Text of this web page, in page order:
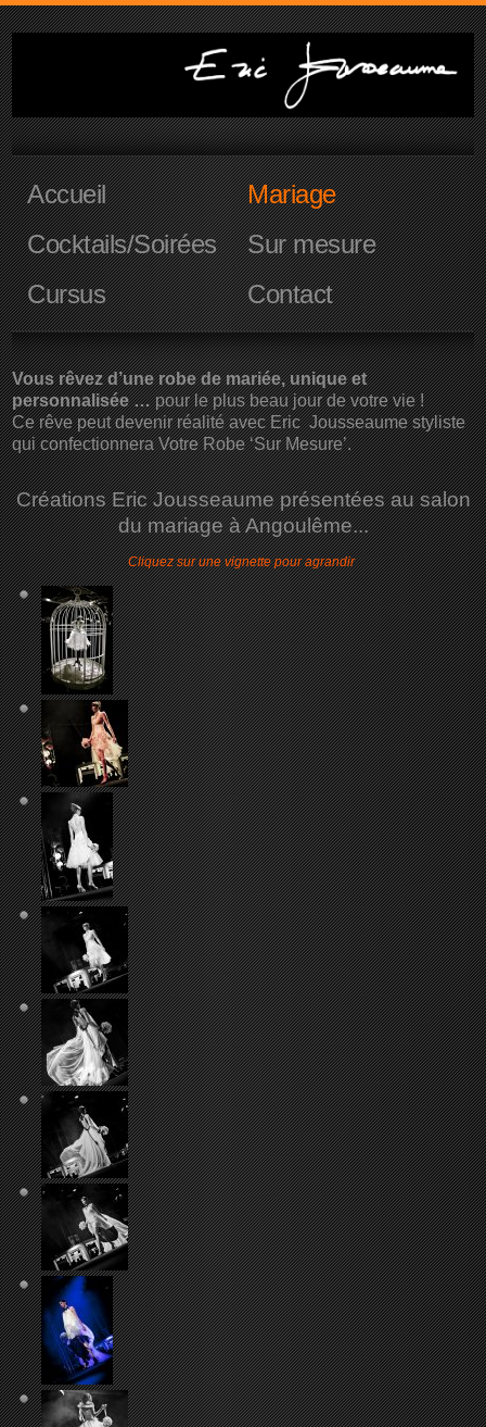
Accueil
Mariage
Cocktails/Soirées
Sur mesure
Cursus
Contact
Vous rêvez d’une robe de mariée, unique et
personnalisée …pour le plus beau jour de votre vie !
Ce rêve peut devenir réalité avec Eric Jousseaume styliste
qui confectionnera Votre Robe ‘Sur Mesure’.
Créations Eric Jousseaume présentées au salon
du mariage à Angoulême...
Cliquez sur une vignette pour agrandir